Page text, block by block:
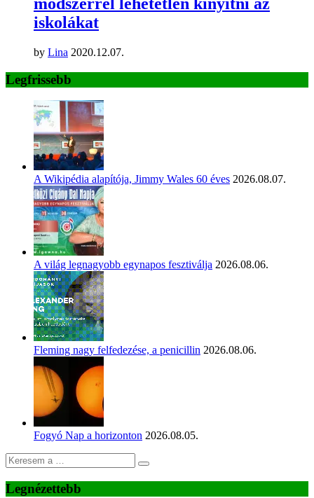
iskolákat
by Lina 2020.12.07.
Legfrissebb
A Wikipédia alapítója, Jimmy Wales 60 éves 2026.08.07.
A világ legnagyobb egynapos fesztiválja 2026.08.06.
Fleming nagy felfedezése, a penicillin 2026.08.06.
Fogyó Nap a horizonton 2026.08.05.
Legnézettebb